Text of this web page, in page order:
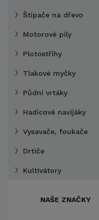
Štípače na dřevo
Motorové pily
Plotostřihy
Tlakové myčky
Půdní vrtáky
Hadicové navijáky
Vysavače, foukače
Drtiče
Kultivátory
NAŠE ZNAČKY